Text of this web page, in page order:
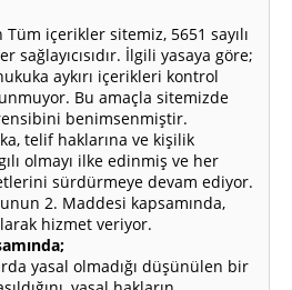
Tüm içerikler sitemiz, 5651 sayılı
sağlayıcısıdır. İlgili yasaya göre;
aykırı içerikleri kontrol
Bu amaçla sitemizde
benimsenmiştir.
telif haklarına ve kişilik
olmayı ilke edinmiş ve her
sürdürmeye devam ediyor.
2. Maddesi kapsamında,
hizmet veriyor.
yasal olmadığı düşünülen bir